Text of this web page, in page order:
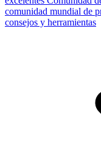
comunidad mundial de
consejos y herramientas